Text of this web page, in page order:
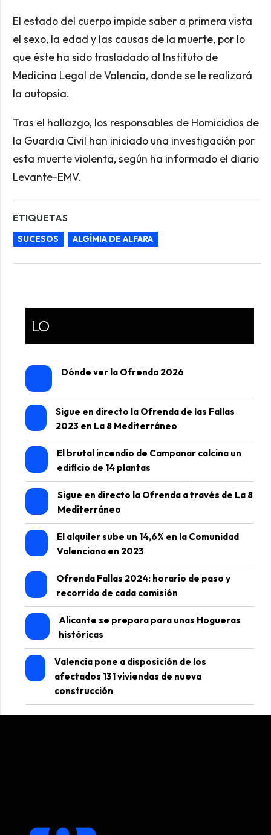
El estado del cuerpo impide saber a primera vista
el sexo, la edad y las causas de la muerte, por lo
que éste ha sido trasladado al Instituto de
Medicina Legal de Valencia, donde se le realizará
la autopsia.
Tras el hallazgo, los responsables de Homicidios de
la Guardia Civil han iniciado una investigación por
esta muerte violenta, según ha informado el diario
Levante-EMV.
ETIQUETAS
SUCESOS ALGÍMIA DE ALFARA
LO
Dónde ver la Ofrenda 2026
Sigue en directo la Ofrenda de las Fallas
2023 en La 8 Mediterráneo
El brutal incendio de Campanar calcina un
edificio de 14 plantas
Sigue en directo la Ofrenda a través de La 8
Mediterráneo
El alquiler sube un 14,6% en la Comunidad
Valenciana en 2023
Ofrenda Fallas 2024: horario de paso y
recorrido de cada comisión
Alicante se prepara para unas Hogueras
históricas
Valencia pone a disposición de los
afectados 131 viviendas de nueva
construcción